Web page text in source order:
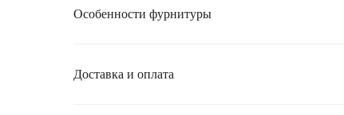
Особенности фурнитуры
Доставка и оплата